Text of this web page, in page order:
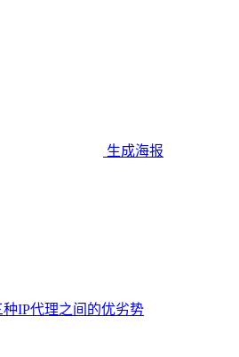
生成海报
种IP代理之间的优劣势